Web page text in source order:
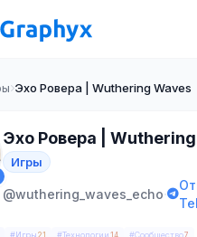
Эхо Ровера | Wuthering Waves
Эхо Ровера |
Игры
@wuthering_waves_echo·
#Игры 21 #Технологии 14 #Сообщество7